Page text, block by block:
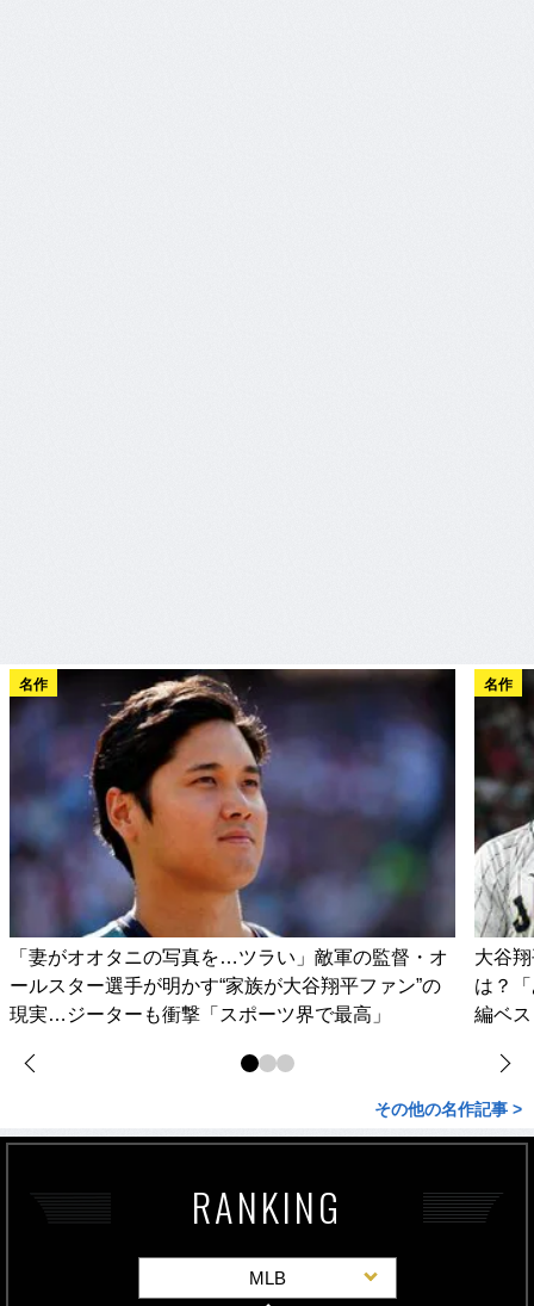
名作
「妻がオオタニの写真を…ツラい」敵軍の監督・オ
ールスター選手が明かす“家族が大谷翔平ファン”の
現実…ジーターも衝撃「スポーツ界で最高」
名作
大谷
は？
編ベ
その他の名作記事 >
RANKING
MLB